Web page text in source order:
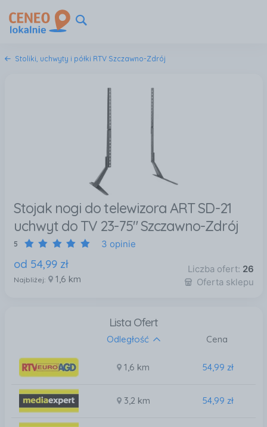
Stoliki, uchwyty i półki RTV Szczawno-Zdrój
Stojak nogi do telewizora ART SD-21
uchwyt do TV 23-75" Szczawno-Zdrój
5 3 opinie
od 54,99 zł
Najbliżej: 1,6 km
Liczba ofert: 26
Oferta sklepu
Lista Ofert
Odległość Cena
1,6 km 54,99 zł
3,2 km 54,99 zł